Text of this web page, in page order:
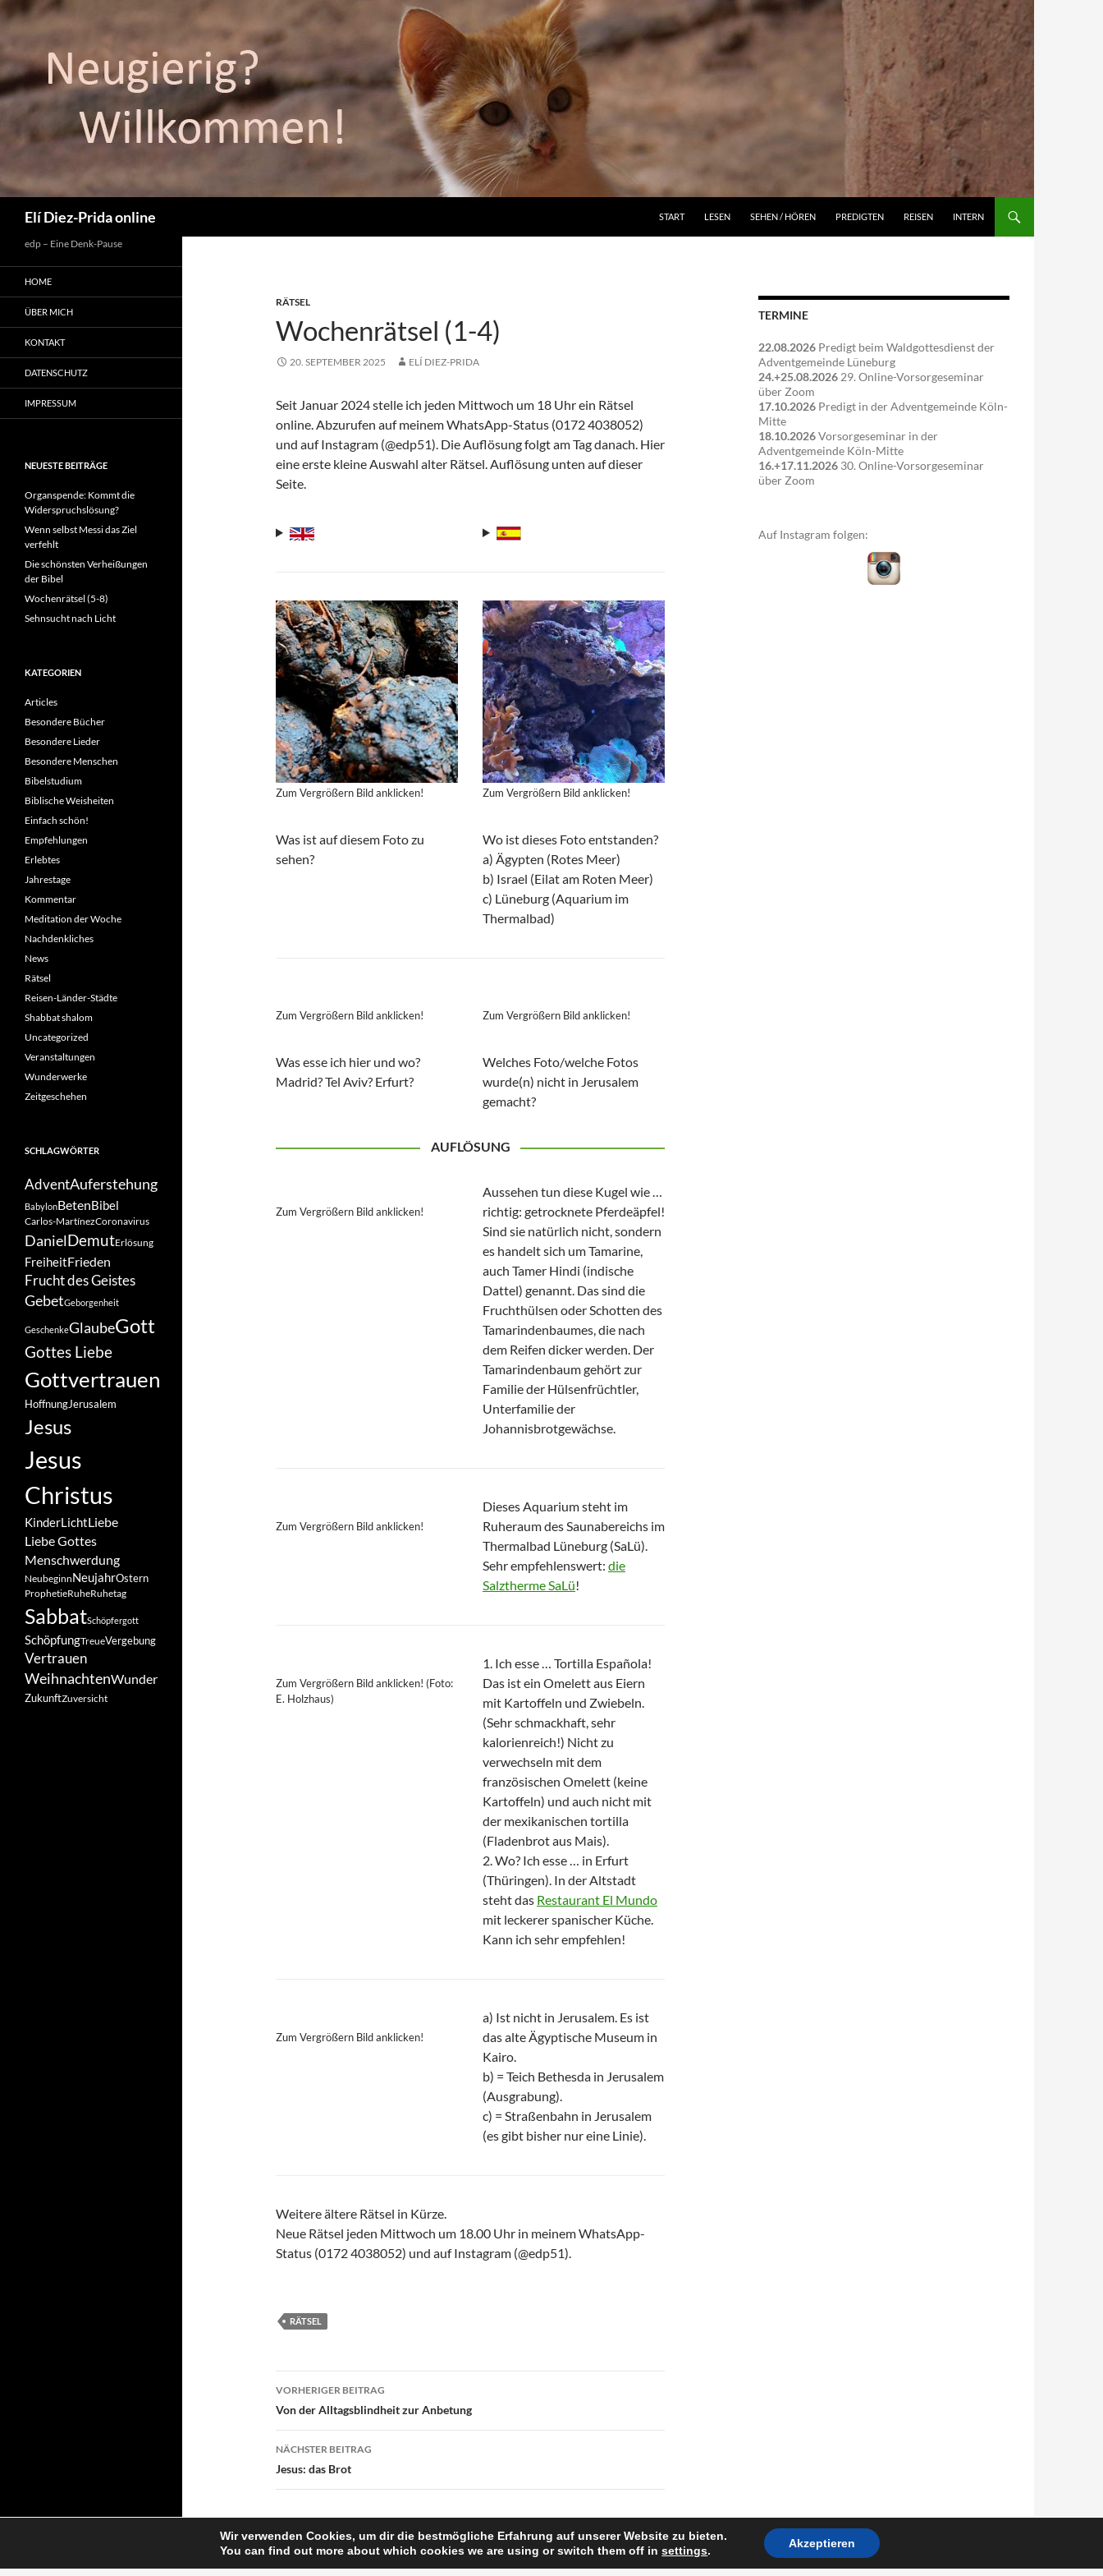
Elí Diez-Prida online
START
LESEN SEHEN / HÖREN PREDIGTEN REISEN INTERN
RÄTSEL
Wochenrätsel (1-4)
20. SEPTEMBER 2025 ELÍ DIEZ-PRIDA
Seit Januar 2024 stelle ich jeden Mittwoch um 18 Uhr ein Rätsel
online. Abzurufen auf meinem WhatsApp-Status (0172 4038052)
und auf Instagram (@edp51). Die Auflösung folgt am Tag danach. Hier
eine erste kleine Auswahl alter Rätsel. Auflösung unten auf dieser
Seite.
Zum Vergrößern Bild anklicken!
Was ist auf diesem Foto zu
sehen?
Zum Vergrößern Bild anklicken!
Wo ist dieses Foto entstanden?
a) Ägypten (Rotes Meer)
b) Israel (Eilat am Roten Meer)
c) Lüneburg (Aquarium im
Thermalbad)
Zum Vergrößern Bild anklicken!
Was esse ich hier und wo?
Madrid? Tel Aviv? Erfurt?
Zum Vergrößern Bild anklicken!
Welches Foto/welche Fotos
wurde(n) nicht in Jerusalem
gemacht?
AUFLÖSUNG
Zum Vergrößern Bild anklicken!
Aussehen tun diese Kugel wie …
richtig: getrocknete Pferdeäpfel!
Sind sie natürlich nicht, sondern
es handelt sich um Tamarine,
auch Tamer Hindi (indische
Dattel) genannt. Das sind die
Fruchthülsen oder Schotten des
Tamarindenbaumes, die nach
dem Reifen dicker werden. Der
Tamarindenbaum gehört zur
Familie der Hülsenfrüchtler,
Unterfamilie der
Johannisbrotgewächse.
Zum Vergrößern Bild anklicken!
Dieses Aquarium steht im
Ruheraum des Saunabereichs im
Thermalbad Lüneburg (SaLü).
Sehr empfehlenswert: die
Salztherme SaLü!
Zum Vergrößern Bild anklicken! (Foto:
E. Holzhaus)
1. Ich esse … Tortilla Española!
Das ist ein Omelett aus Eiern
mit Kartoffeln und Zwiebeln.
(Sehr schmackhaft, sehr
kalorienreich!) Nicht zu
verwechseln mit dem
französischen Omelett (keine
Kartoffeln) und auch nicht mit
der mexikanischen tortilla
(Fladenbrot aus Mais).
2. Wo? Ich esse … in Erfurt
(Thüringen). In der Altstadt
steht das Restaurant El Mundo
mit leckerer spanischer Küche.
Kann ich sehr empfehlen!
Zum Vergrößern Bild anklicken!
a) Ist nicht in Jerusalem. Es ist
das alte Ägyptische Museum in
Kairo.
b) = Teich Bethesda in Jerusalem
(Ausgrabung).
c) = Straßenbahn in Jerusalem
(es gibt bisher nur eine Linie).
Weitere ältere Rätsel in Kürze.
Neue Rätsel jeden Mittwoch um 18.00 Uhr in meinem WhatsApp-
Status (0172 4038052) und auf Instagram (@edp51).
RÄTSEL
Beitragsnavigation
VORHERIGER BEITRAG
Von der Alltagsblindheit zur Anbetung
NÄCHSTER BEITRAG
Jesus: das Brot
TERMINE
22.08.2026 Predigt beim Waldgottesdienst der
Adventgemeinde Lüneburg
24.+25.08.2026 29. Online-Vorsorgeseminar
über Zoom
17.10.2026 Predigt in der Adventgemeinde Köln-
Mitte
18.10.2026Vorsorgeseminar in der
Adventgemeinde Köln-Mitte
16.+17.11.2026 30. Online-Vorsorgeseminar
über Zoom
Auf Instagram folgen:
edp – Eine Denk-Pause
HOME
ÜBER MICH
KONTAKT
DATENSCHUTZ
IMPRESSUM
NEUESTE BEITRÄGE
Organspende: Kommt die
Widerspruchslösung?
Wenn selbst Messi das Ziel
verfehlt
Die schönsten Verheißungen
der Bibel
Wochenrätsel (5-8)
Sehnsucht nach Licht
KATEGORIEN
Articles
Besondere Bücher
Besondere Lieder
Besondere Menschen
Bibelstudium
Biblische Weisheiten
Einfach schön!
Empfehlungen
Erlebtes
Jahrestage
Kommentar
Meditation der Woche
Nachdenkliches
News
Rätsel
Reisen-Länder-Städte
Shabbat shalom
Uncategorized
Veranstaltungen
Wunderwerke
Zeitgeschehen
SCHLAGWÖRTER
AdventAuferstehung
BabylonBetenBibel
Carlos-MartínezCoronavirus
DanielDemutErlösung
FreiheitFrieden
Frucht des Geistes
GebetGeborgenheit
GeschenkeGlaubeGott
Gottes Liebe
Gottvertrauen
HoffnungJerusalem
Jesus
Jesus
Christus
KinderLichtLiebe
Liebe Gottes
Menschwerdung
NeubeginnNeujahrOstern
ProphetieRuheRuhetag
SabbatSchöpfergott
SchöpfungTreueVergebung
Vertrauen
WeihnachtenWunder
ZukunftZuversicht
Wir verwenden Cookies, um dir die bestmögliche Erfahrung auf unserer Website zu bieten.
You can find out more about which cookies we are using or switch them off insettings.
Akzeptieren